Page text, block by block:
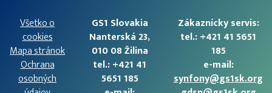
Všetko o
cookies
Mapa stránok
Ochrana
osobných
GS1 Slovakia
Nanterská 23,
010 08 Žilina
tel.: +421 41
5651 185
Zákaznícky servis:
tel.: +421 41 5651
185
e-mail:
synfony@gs1sk.org